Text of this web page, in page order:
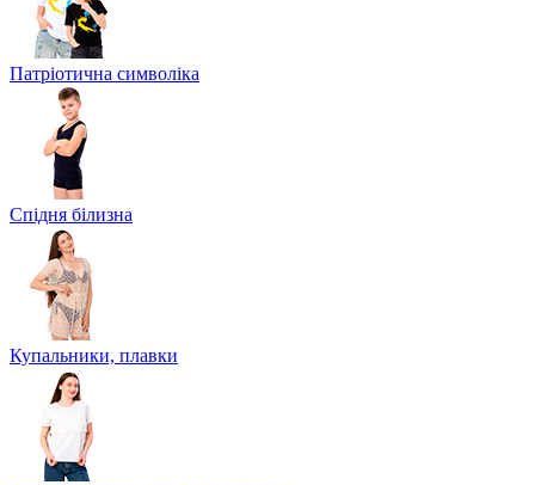
Патріотична символіка
Спідня білизна
Купальники, плавки